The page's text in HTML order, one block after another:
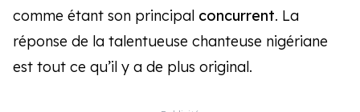
comme étant son principal concurrent. La
réponse de la talentueuse chanteuse nigériane
est tout ce qu’il y a de plus original.